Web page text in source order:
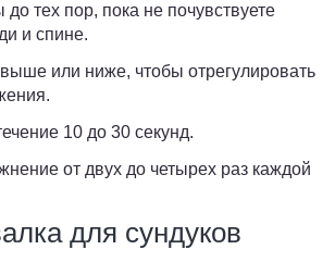
тех пор, пока не почувствуете
и спине.
или ниже, чтобы отрегулировать
10 до 30 секунд.
от двух до четырех раз каждой
для сундуков